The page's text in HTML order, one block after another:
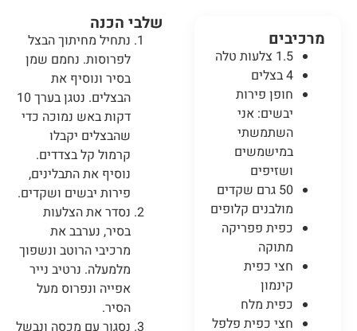
מרכיבים
1.5 צלעות טלה
4 בצלים
חופן פירות
יבשים: אני
השתמשתי
במישמשים
ושזיפים
50 גרם שקדים
מולבנים קלופים
כפית פפריקה
מתוקה
חצי כפית
קינמון
כפית מלח
חצי כפית פלפל
שלבי הכנה
נתחיל מחיתוך הבצל
לפרוסות. נחמם שמן
בסיר ונוסיף את
הבצלים. נטגן בערך 10
דקות באש נמוכה כדי
שהבצלים יקבלו
קרמול קל בצדדים.
נוסיף את התבלינים,
פירות יבשים ושקדים.
נסדר את הצלעות
בסיר, נערבב את
מרכיבי הרוטב ונשפוך
מלמעלה. נרטיב נייר
אפייה ונפרוס מעל
הסיר.